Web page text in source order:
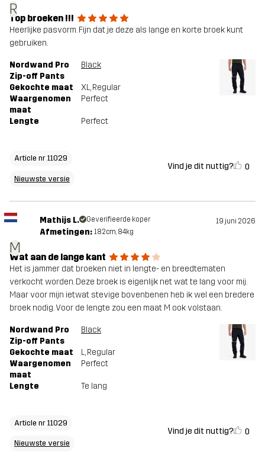
R
Top broeken !!!
Heerlijke pasvorm. Fijn dat je deze als lange en korte broek kunt
gebruiken.
Nordwand Pro
Zip-off Pants
Black
Gekochte maat XL, Regular
Waargenomen
maat
Perfect
Lengte Perfect
Article nr 11029
Nieuwste versie
Vind je dit nuttig? 0
M
Mathijs L. Geverifieerde koper 19 juni 2026
Afmetingen: 182cm, 84kg
Wat aan de lange kant
Het is jammer dat broeken niet in lengte- en breedtematen
verkocht worden. Deze broek is eigenlijk net wat te lang voor mij.
Maar voor mijn ietwat stevige bovenbenen heb ik wel een bredere
broek nodig. Voor de lengte zou een maat M ook volstaan.
Nordwand Pro
Zip-off Pants
Black
Gekochte maat L, Regular
Waargenomen
maat
Perfect
Lengte Te lang
Article nr 11029
Nieuwste versie
Vind je dit nuttig? 0